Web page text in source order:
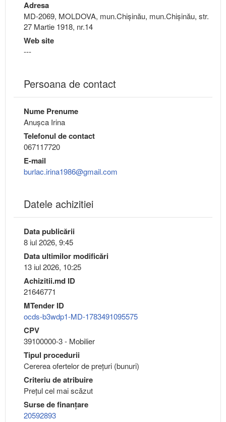
Adresa
MD-2069, MOLDOVA, mun.Chişinău, mun.Chişinău, str.
27 Martie 1918, nr.14
Web site
---
Persoana de contact
Nume Prenume
Anușca Irina
Telefonul de contact
067117720
E-mail
burlac.irina1986@gmail.com
Datele achizitiei
Data publicării
8 iul 2026, 9:45
Data ultimilor modificări
13 iul 2026, 10:25
Achizitii.md ID
21646771
MTender ID
ocds-b3wdp1-MD-1783491095575
CPV
39100000-3 - Mobilier
Tipul procedurii
Cererea ofertelor de prețuri (bunuri)
Criteriu de atribuire
Preţul cel mai scăzut
Surse de finanțare
20592893